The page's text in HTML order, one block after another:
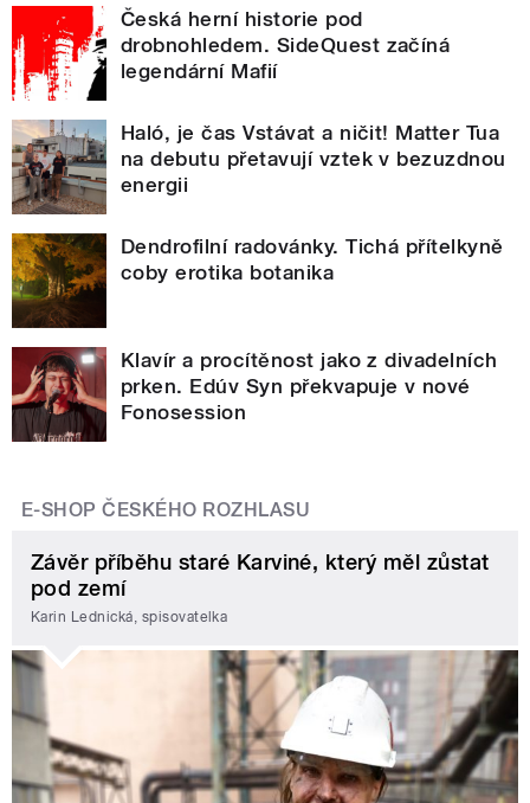
Česká herní historie pod
drobnohledem. SideQuest začíná
legendární Mafií
Haló, je čas Vstávat a ničit! Matter Tua
na debutu přetavují vztek v bezuzdnou
energii
Dendrofilní radovánky. Tichá přítelkyně
coby erotika botanika
Klavír a procítěnost jako z divadelních
prken. Edúv Syn překvapuje v nové
Fonosession
E-SHOP ČESKÉHO ROZHLASU
Závěr příběhu staré Karviné, který měl zůstat
pod zemí
Karin Lednická, spisovatelka